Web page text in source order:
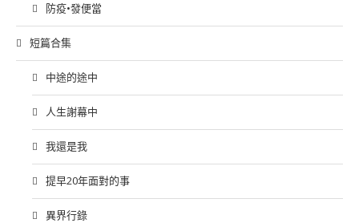
防疫•發便當
短篇合集
中途的途中
人生謝幕中
我還是我
提早20年面對的事
異界行錄